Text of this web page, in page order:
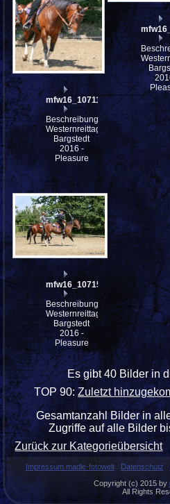
mfw16_107114ww
Beschreibung:
Westernreittage
Bargstedt
2016 -
Pleasure
mfw16_107153ww
Beschreibung:
Westernreittage
Bargstedt
2016 -
Pleasure
Es gibt 40 Bilder in
TOP 90:Zuletzt
Gesamtanzahl Bilder in
Zugriffe auf alle Bilder
Zurück zur Kategorieübersicht
Impressum madle-fotowelt Datenschutz
Copyright (c) 2015 by
All Rights